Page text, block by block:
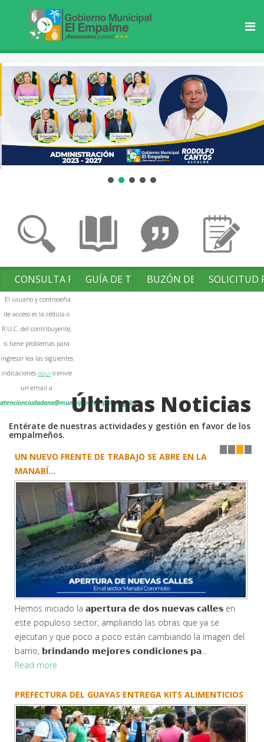
CONSULTA FACTURAS
El usuario y contraseña
de acceso es la cédula o
R.U.C. del contribuyente,
si tiene problemas para
ingresar lea las siguientes
indicacionesaquí o envíe
un email a
atencionciudadana@municipioelempalme.gob.ec
GUÍA DE TRÁMITESBUZÓN DE SUGERENCIAS
SOLICITUD
Últimas Noticias
Entérate de nuestras actividades y gestión en favor de los
empalmeños.
1 2 3
UN NUEVO FRENTE DE TRABAJO SE ABRE EN LA
MANABÍ...
Hemos iniciado la 𝗮𝗽𝗲𝗿𝘁𝘂𝗿𝗮 𝗱𝗲 𝗱𝗼𝘀 𝗻𝘂𝗲𝘃𝗮𝘀 𝗰𝗮𝗹𝗹𝗲𝘀 en
este populoso sector, ampliando las obras que ya se
ejecutan y que poco a poco están cambiando la imagen del
barrio, 𝗯𝗿𝗶𝗻𝗱𝗮𝗻𝗱𝗼 𝗺𝗲𝗷𝗼𝗿𝗲𝘀 𝗰𝗼𝗻𝗱𝗶𝗰𝗶𝗼𝗻𝗲𝘀 𝗽𝗮...
Read more
PREFECTURA DEL GUAYAS ENTREGA KITS ALIMENTICIOS